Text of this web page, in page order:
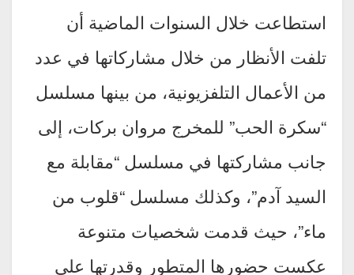
استطاعت خلال السنوات الماضية أن
تلفت الأنظار من خلال مشاركاتها في عدد
من الأعمال التلفزيونية، من بينها مسلسل
“سكرة الحب” للمخرج مروان بركات، إلى
جانب مشاركتها في مسلسل “مقابلة مع
السيد آدم”، وكذلك مسلسل “قلوب من
ماء”، حيث قدمت شخصيات متنوعة
عكست حضورها المتطور وقدرتها على